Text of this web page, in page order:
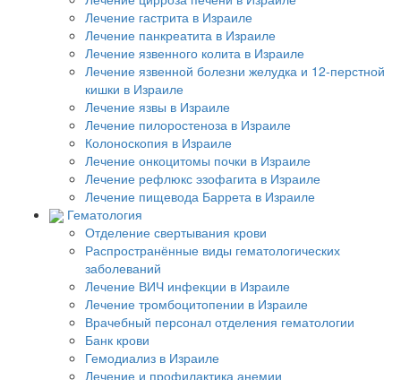
Лечение гастрита в Израиле
Лечение панкреатита в Израиле
Лечение язвенного колита в Израиле
Лечение язвенной болезни желудка и 12-перстной
кишки в Израиле
Лечение язвы в Израиле
Лечение пилоростеноза в Израиле
Колоноскопия в Израиле
Лечение онкоцитомы почки в Израиле
Лечение рефлюкс эзофагита в Израиле
Лечение пищевода Баррета в Израиле
Гематология
Отделение свертывания крови
Распространённые виды гематологических
заболеваний
Лечение ВИЧ инфекции в Израиле
Лечение тромбоцитопении в Израиле
Врачебный персонал отделения гематологии
Банк крови
Гемодиализ в Израиле
Лечение и профилактика анемии